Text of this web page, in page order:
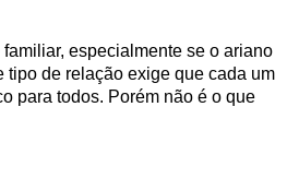
especialmente se o ariano
tipo de relação exige que cada um
para todos. Porém não é o que